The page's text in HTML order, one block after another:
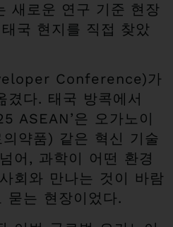
새로운 연구 기준 현장
국 현지를 직접 찾았
Conference)가
겼다. 태국 방콕에서
ASEAN’은 오가노이
약품) 같은 혁신 기술
어, 과학이 어떤 환경
회와 만나는 것이 바람
묻는 현장이었다.